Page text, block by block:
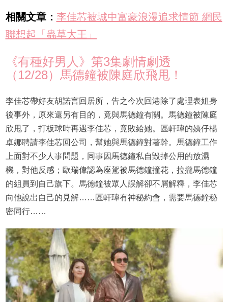
相關文章： 李佳芯被城中富豪浪漫追求情節 網民
聯想起「蟲草大王」
《有種好男人》第3集劇情劇透
（12/28）馬德鐘被陳庭欣飛甩！
李佳芯帶好友胡諾言回居所，告之今次回港除了處理表姐身
後事外，原來還另有目的，竟與馬德鐘有關。馬德鐘被陳庭
欣甩了，打板球時再遇李佳芯，竟敗給她。區軒瑋的姨仔楊
卓娜聘請李佳芯回公司，幫她與馬德鐘對著幹。馬德鐘工作
上面對不少人事問題，同事因馬德鐘私自毀掉公用的放濕
機，對他反感；歐瑞偉認為座駕被馬德鐘撞花，拉攏馬德鐘
的組員到自己旗下。馬德鐘被眾人誤解卻不屑解釋，李佳芯
向他說出自己的見解……區軒瑋有神秘約會，需要馬德鐘秘
密同行……